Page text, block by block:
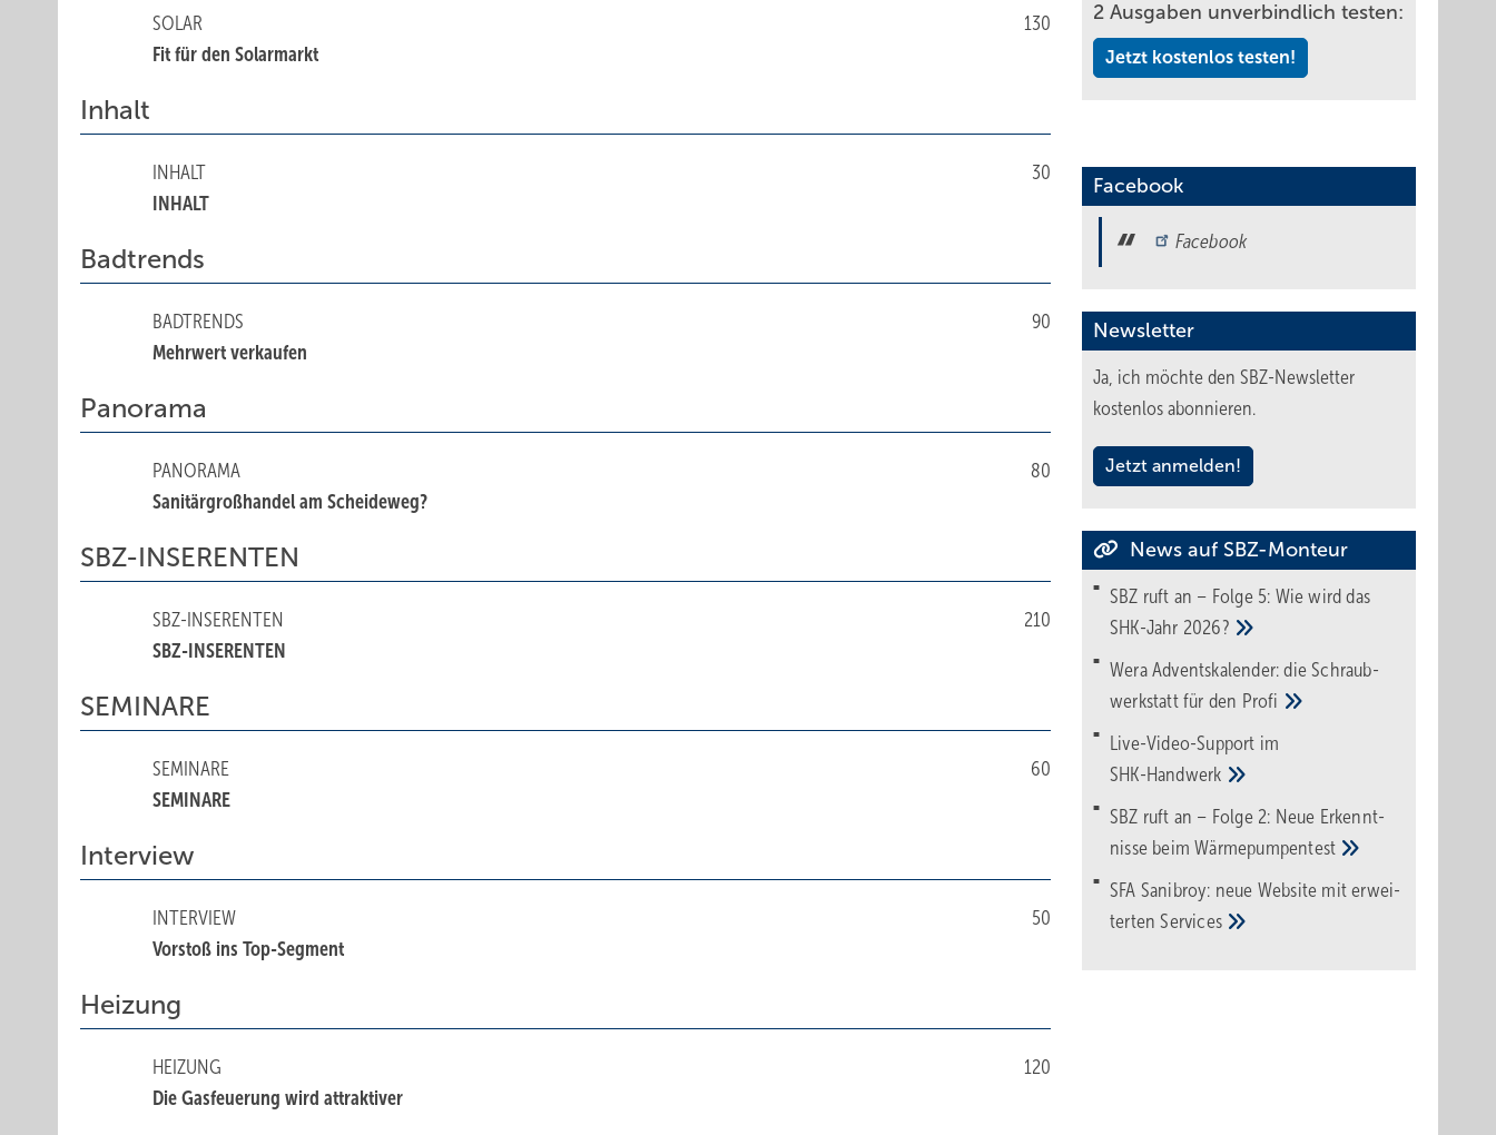
130
SOLAR
Fit für den Solarmarkt
Inhalt
30
INHALT
INHALT
Badtrends
90
BADTRENDS
Mehrwert verkaufen
Panorama
80
PANORAMA
Sanitärgroßhandel am Scheideweg?
SBZ-INSERENTEN
210
SBZ-INSERENTEN
SBZ-INSERENTEN
SEMINARE
60
SEMINARE
SEMINARE
Interview
50
INTERVIEW
Vorstoß ins Top-Segment
Heizung
120
HEIZUNG
Die Gasfeuerung wird attraktiver
2 Ausgaben unverbindlich testen:
Jetzt kostenlos testen!
Facebook
Facebook
Newsletter
Ja, ich möchte den SBZ-Newsletter
kostenlos abonnieren.
Jetzt anmelden!
News auf SBZ-Monteur
SBZ ruft an – Folge 5: Wie wird das
SHK-Jahr 2026?
Wera Adventskalender: die Schraub­
werk­statt für den Pro­fi
Live-Video-Support im
SHK-Handwerk
SBZ ruft an – Folge 2: Neue Erkennt­
nisse beimWärme­pumpen­test
SFA Sanibroy: neue Web­site mit erwei­
tertenServices